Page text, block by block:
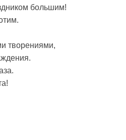
большим!
творениями,